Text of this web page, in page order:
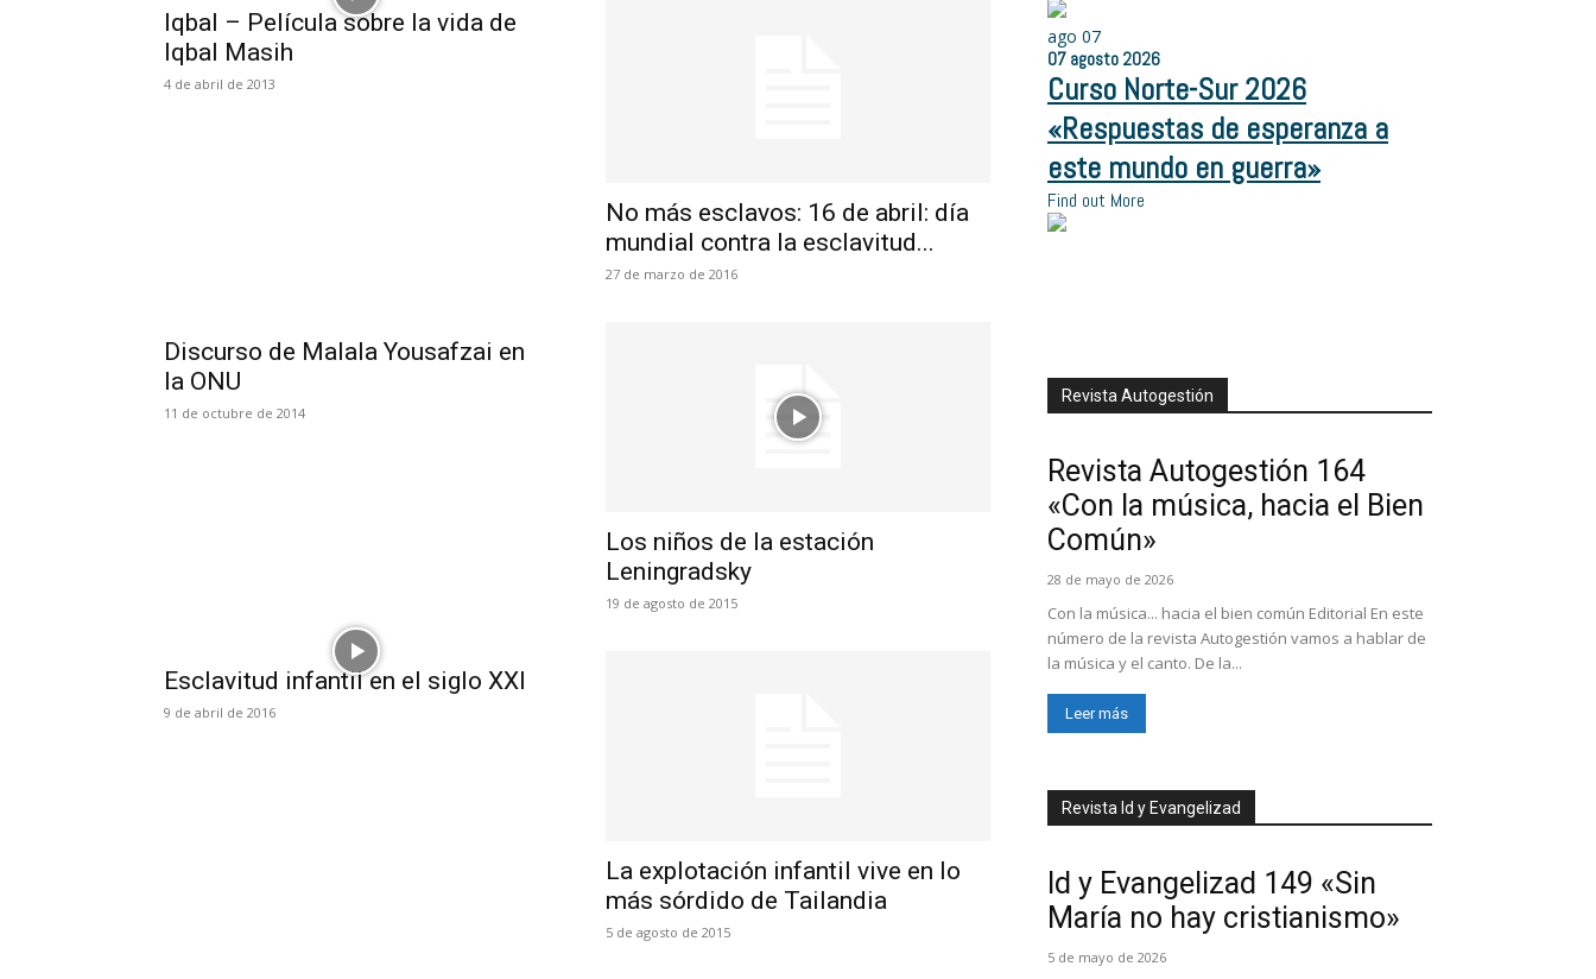
Iqbal – Película sobre la vida de
Iqbal Masih
4 de abril de 2013
No más esclavos: 16 de abril: día
mundial contra la esclavitud...
27 de marzo de 2016
Discurso de Malala Yousafzai en
la ONU
11 de octubre de 2014
Los niños de la estación
Leningradsky
19 de agosto de 2015
Esclavitud infantil en el siglo XXI
9 de abril de 2016
La explotación infantil vive en lo
más sórdido de Tailandia
5 de agosto de 2015
ago 07
07 agosto 2026
Curso Norte-Sur 2026
«Respuestas de esperanza a
este mundo en guerra»
Find out More
Revista Autogestión
Revista Autogestión 164
«Con la música, hacia el Bien
Común»
28 de mayo de 2026
Con la música... hacia el bien común Editorial En este
número de la revista Autogestión vamos a hablar de
la música y el canto. De la...
Leer más
Revista Id y Evangelizad
Id y Evangelizad 149 «Sin
María no hay cristianismo»
5 de mayo de 2026